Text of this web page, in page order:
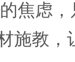
焦虑
施教